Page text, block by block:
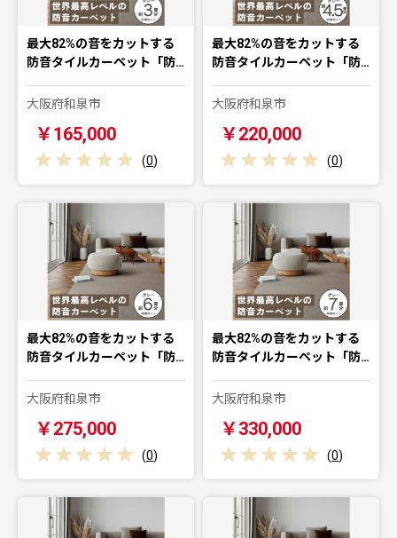
最大82%の音をカットする
防音タイルカーペット「防…
大阪府和泉市
￥165,000
(0)
最大82%の音をカットする
防音タイルカーペット「防…
大阪府和泉市
￥220,000
(0)
最大82%の音をカットする
防音タイルカーペット「防…
大阪府和泉市
￥275,000
(0)
最大82%の音をカットする
防音タイルカーペット「防…
大阪府和泉市
￥330,000
(0)